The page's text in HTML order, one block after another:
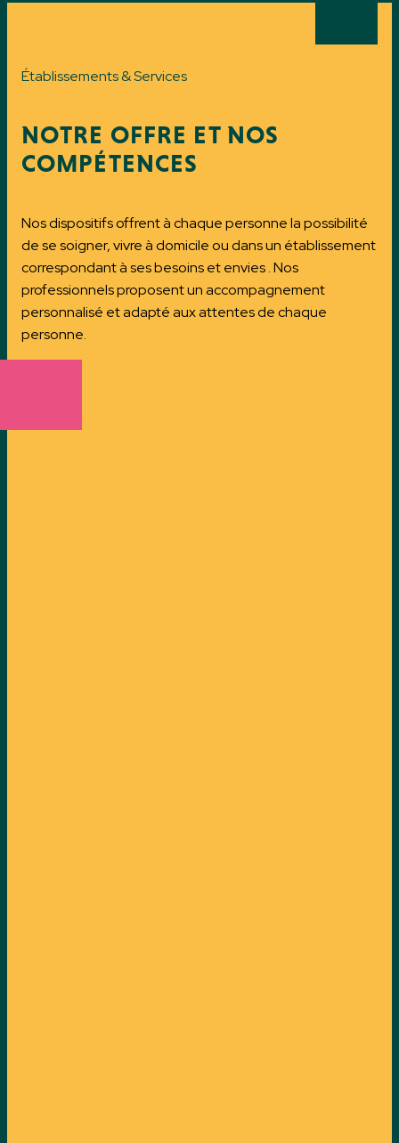
Établissements & Services
NOTRE OFFRE ET NOS
COMPÉTENCES
Nos dispositifs offrent à chaque personne la possibilité
de se soigner, vivre à domicile ou dans un établissement
correspondant à ses besoins et envies . Nos
professionnels proposent un accompagnement
personnalisé et adapté aux attentes de chaque
personne.